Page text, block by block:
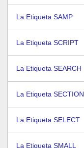
La Etiqueta SAMP
La Etiqueta SCRIPT
La Etiqueta SEARCH
La Etiqueta SECTION
La Etiqueta SELECT
La Etiqueta SMALL